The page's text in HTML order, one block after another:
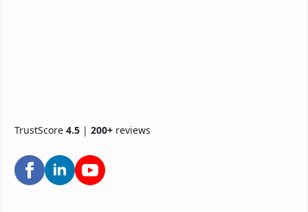
TrustScore 4.5 | 200+ reviews